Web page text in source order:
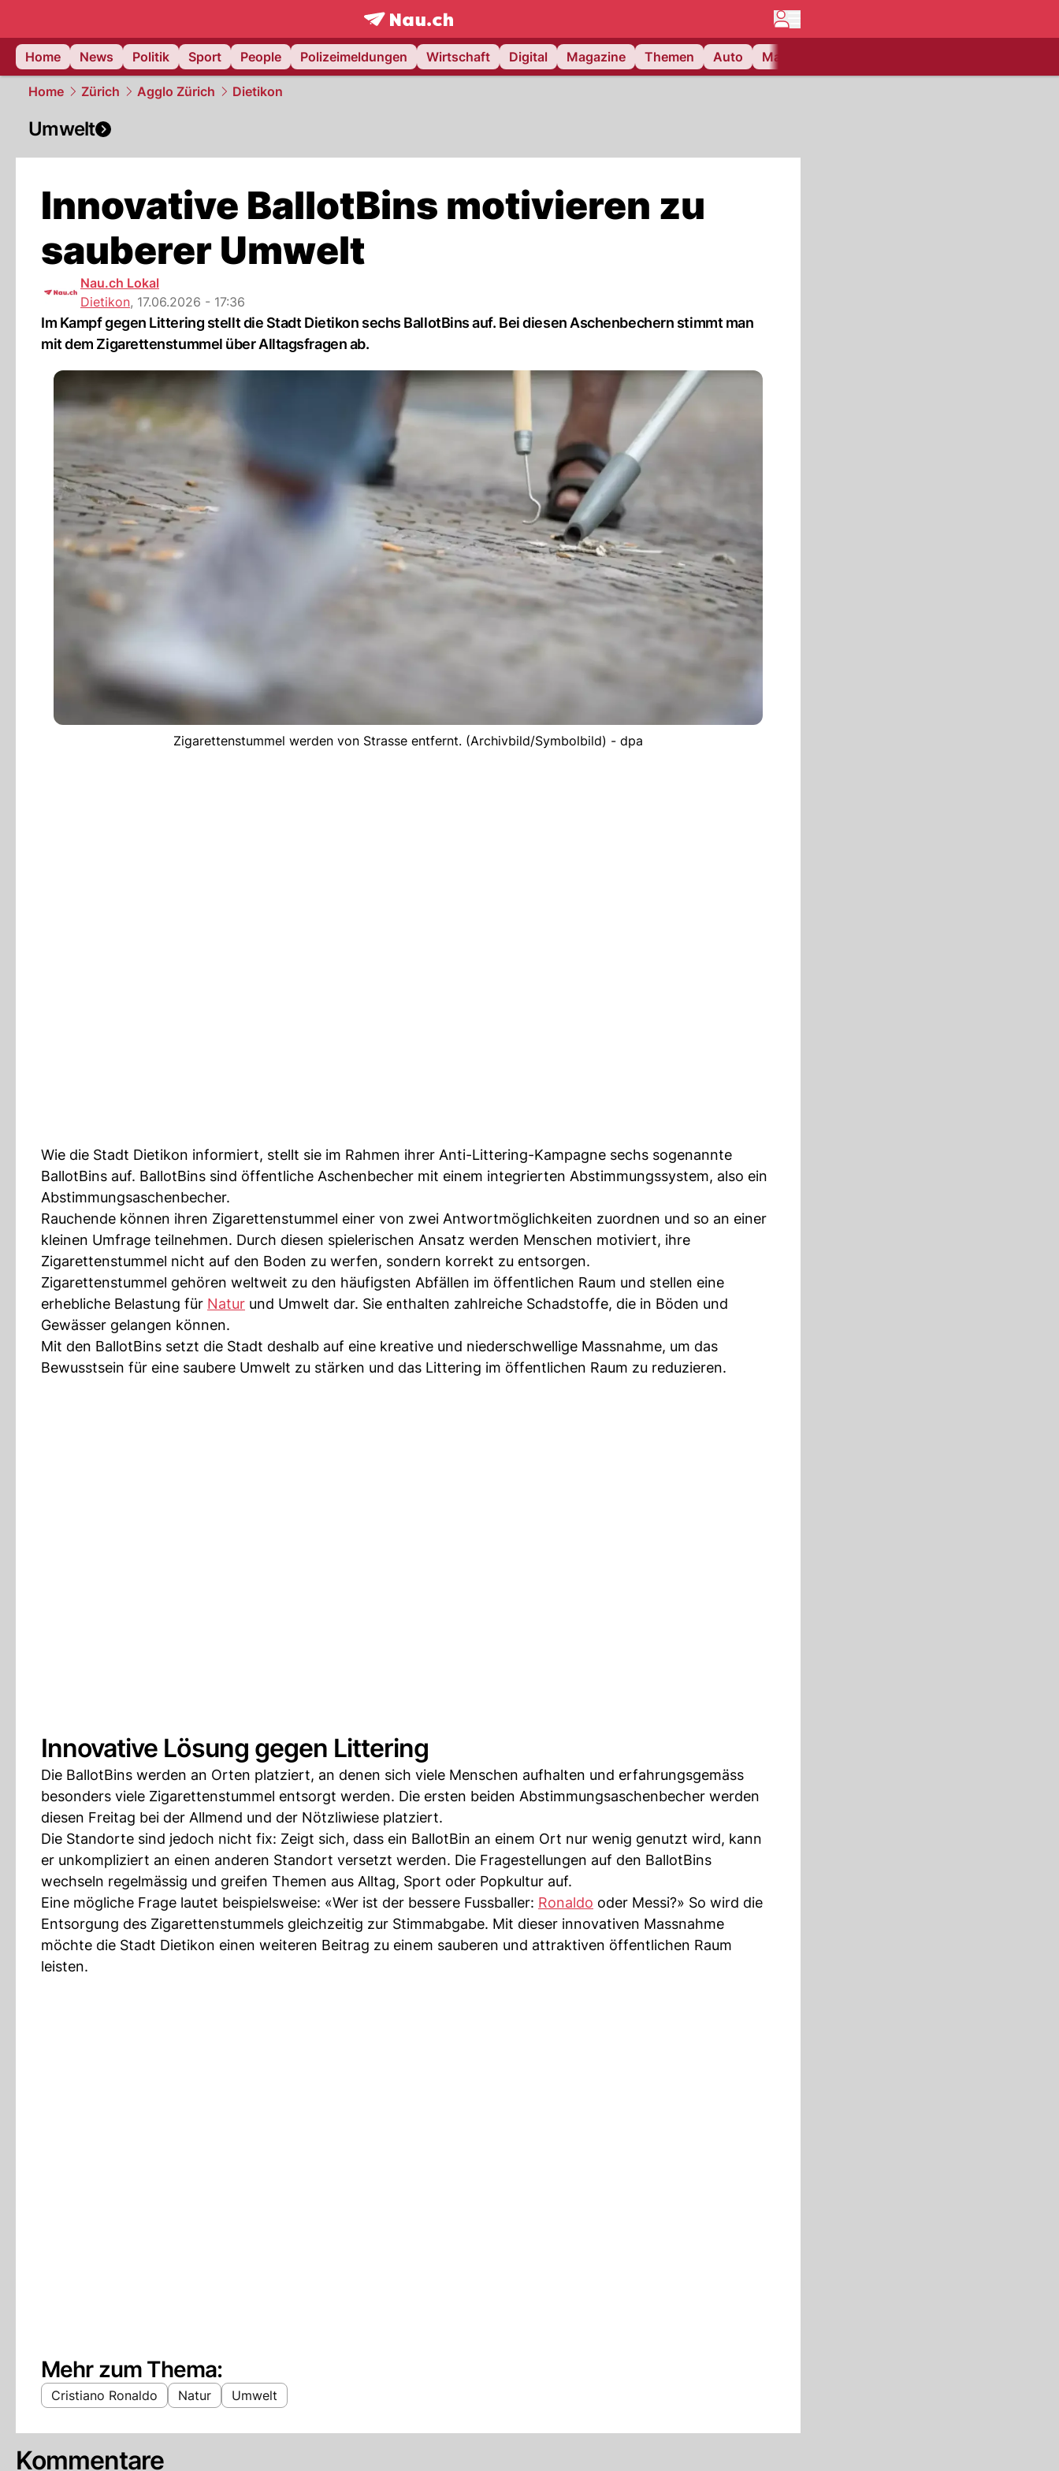
frontpage.NAU.ch
Home
News Politik Sport People Polizeimeldungen Wirtschaft Digital Magazine Themen Auto Matchcenter
Home Zürich Agglo Zürich Dietikon
Umwelt
Innovative BallotBins motivieren zu
sauberer Umwelt
Nau.ch Lokal
Dietikon, 17.06.2026 - 17:36
Im Kampf gegen Littering stellt die Stadt Dietikon sechs BallotBins auf. Bei diesen Aschenbechern stimmt man
mit dem Zigarettenstummel über Alltagsfragen ab.
Zigarettenstummel werden von Strasse entfernt. (Archivbild/Symbolbild) - dpa
Wie die Stadt Dietikon informiert, stellt sie im Rahmen ihrer Anti-Littering-Kampagne sechs sogenannte
BallotBins auf. BallotBins sind öffentliche Aschenbecher mit einem integrierten Abstimmungssystem, also ein
Abstimmungsaschenbecher.
Rauchende können ihren Zigarettenstummel einer von zwei Antwortmöglichkeiten zuordnen und so an einer
kleinen Umfrage teilnehmen. Durch diesen spielerischen Ansatz werden Menschen motiviert, ihre
Zigarettenstummel nicht auf den Boden zu werfen, sondern korrekt zu entsorgen.
Zigarettenstummel gehören weltweit zu den häufigsten Abfällen im öffentlichen Raum und stellen eine
erhebliche Belastung für Natur und Umwelt dar. Sie enthalten zahlreiche Schadstoffe, die in Böden und
Gewässer gelangen können.
Mit den BallotBins setzt die Stadt deshalb auf eine kreative und niederschwellige Massnahme, um das
Bewusstsein für eine saubere Umwelt zu stärken und das Littering im öffentlichen Raum zu reduzieren.
Innovative Lösung gegen Littering
Die BallotBins werden an Orten platziert, an denen sich viele Menschen aufhalten und erfahrungsgemäss
besonders viele Zigarettenstummel entsorgt werden. Die ersten beiden Abstimmungsaschenbecher werden
diesen Freitag bei der Allmend und der Nötzliwiese platziert.
Die Standorte sind jedoch nicht fix: Zeigt sich, dass ein BallotBin an einem Ort nur wenig genutzt wird, kann
er unkompliziert an einen anderen Standort versetzt werden. Die Fragestellungen auf den BallotBins
wechseln regelmässig und greifen Themen aus Alltag, Sport oder Popkultur auf.
Eine mögliche Frage lautet beispielsweise: «Wer ist der bessere Fussballer: Ronaldo oder Messi?» So wird die
Entsorgung des Zigarettenstummels gleichzeitig zur Stimmabgabe. Mit dieser innovativen Massnahme
möchte die Stadt Dietikon einen weiteren Beitrag zu einem sauberen und attraktiven öffentlichen Raum
leisten.
Mehr zum Thema:
Cristiano Ronaldo Natur Umwelt
Kommentare